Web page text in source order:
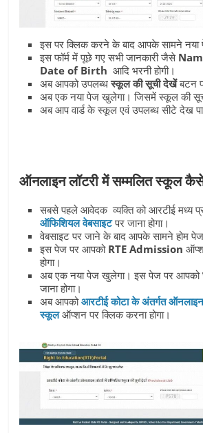
इस पर क्लिक करने के बाद आपके सामने
इस फॉर्म में पूछे गए सभी जानकारी जैसे
Date of Birth आदि भरनी होगी।
अब आपको उपलब्धस्‍कूल की सूची देखेंबटन
अब एक नया पेज खुलेगा। जिसमें स्‍कूल की
अब आप वार्ड के स्कूल एवं उपलब्ध सीटे देख
ऑनलाइन लॉटरी में सम्मलित स्कूल
सबसे पहले आवेदक व्यक्ति को आरटीई मध्य
ऑफिशियल वेबसाइट पर जाना होगा।
वेबसाइट पर जाने के बाद आपके सामने होम
इस पेज पर आपको RTE Admission
होगा।
अब एक नया पेज खुलेगा। इस पेज पर आपको
जाना होगा।
अब आपकोआरटीई कोटा के अंतर्गत ऑनलाइन
स्कूलऑप्शन पर क्लिक करना होगा।